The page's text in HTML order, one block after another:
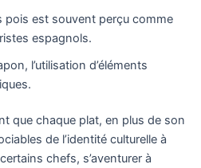
pois est souvent perçu comme
espagnols.
l’utilisation d’éléments
que chaque plat, en plus de son
de l’identité culturelle à
chefs, s’aventurer à